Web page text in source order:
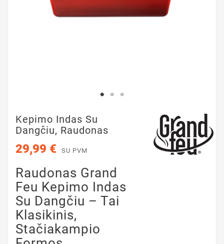
Kepimo Indas Su
Dangčiu, Raudonas
29,99 € SU PVM
Raudonas Grand
Feu Kepimo Indas
Su Dangčiu – Tai
Klasikinis,
Stačiakampio